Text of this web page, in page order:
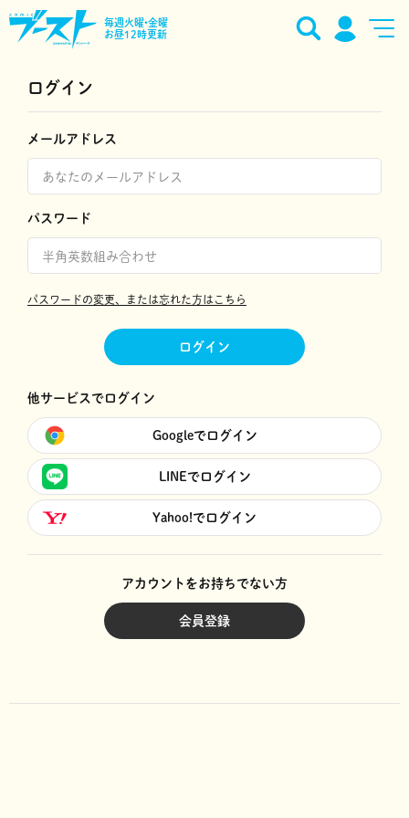
毎週火曜•金曜
お昼12時更新
ログイン
メールアドレス
パスワード
パスワードの変更、または忘れた方はこちら
ログイン
他サービスでログイン
Googleでログイン
LINEでログイン
Yahoo!でログイン
アカウントをお持ちでない方
会員登録